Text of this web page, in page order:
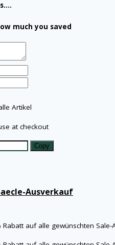
much you saved
Artikel
at checkout
Copy
Ausverkauf
auf alle gewünschten Sale-